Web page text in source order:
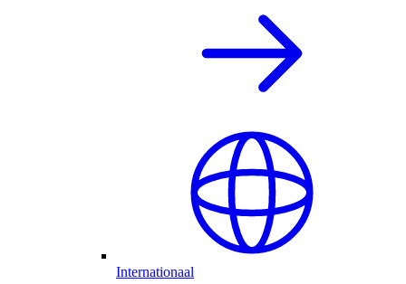
Internationaal